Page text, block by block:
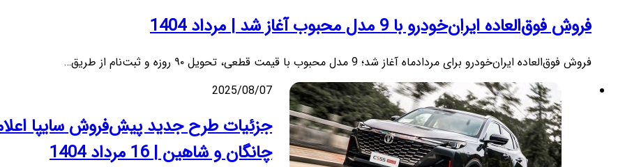
فروش فوق‌العاده ایران‌خودرو با 9 مدل محبوب آغاز شد | مرداد 1404
فروش فوق‌العاده ایران‌خودرو برای مردادماه آغاز شد؛ 9 مدل محبوب با قیمت قطعی، تحویل ۹۰ روزه و ثبت‌نام از طریق…
2025/08/07
جزئیات طرح جدید پیش‌فروش سایپا
چانگان و شاهین | 16 مرداد 1404